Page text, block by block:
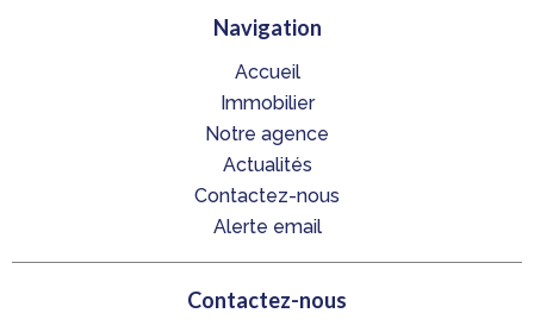
Navigation
Accueil
Immobilier
Notre agence
Actualités
Contactez-nous
Alerte email
Contactez-nous